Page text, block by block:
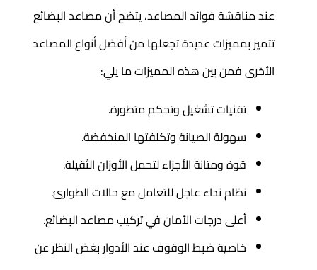
عند مناقشة فوائد المصاعد، يتضح أن مصاعد البضائع
تتميز بمميزات عديدة تجعلها من أفضل أنواع المصاعد
الأخرى فمن بين هذه المميزات ما يلي:
تقنيات تشغيل وتحكم متطورة.
سهولة الصيانة وتكلفتها المنخفضة.
قوة ومتانة الأجزاء لتحمل الأوزان الثقيلة.
نظام نداء عاجل للتعامل مع حالات الطوارئ.
أعلى درجات الأمان في تركيب مصاعد البضائع.
خاصية ضبط الوقوف عند الأدوار بغض النظر عن